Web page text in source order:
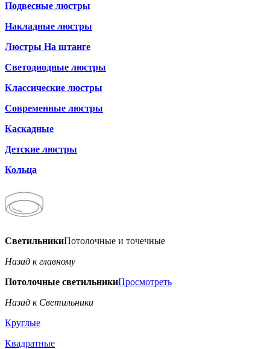
Подвесные люстры
Накладные люстры
Люстры На штанге
Светодиодные люстры
Классические люстры
Современные люстры
Каскадные
Детские люстры
Кольца
СветильникиПотолочные и точечные
Назад к главному
Потолочные светильникиПросмотреть
Назад к Светильники
Круглые
Квадратные